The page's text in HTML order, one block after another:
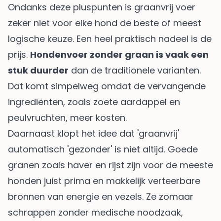
Ondanks deze pluspunten is graanvrij voer
zeker niet voor elke hond de beste of meest
logische keuze. Een heel praktisch nadeel is de
prijs. Hondenvoer zonder graan is vaak een
stuk duurder dan de traditionele varianten.
Dat komt simpelweg omdat de vervangende
ingrediënten, zoals zoete aardappel en
peulvruchten, meer kosten.
Daarnaast klopt het idee dat 'graanvrij'
automatisch 'gezonder' is niet altijd. Goede
granen zoals haver en rijst zijn voor de meeste
honden juist prima en makkelijk verteerbare
bronnen van energie en vezels. Ze zomaar
schrappen zonder medische noodzaak,